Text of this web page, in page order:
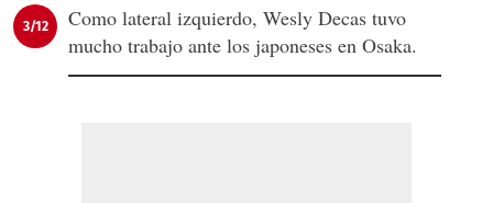
3/12
Como lateral izquierdo, Wesly Decas tuvo
mucho trabajo ante los japoneses en Osaka.